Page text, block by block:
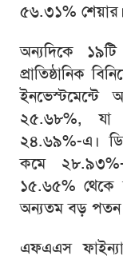
৫৬.৩১% শেয়ার।
অন্যদিকে ১৯টি
প্রাতিষ্ঠানিক
ইনভেস্টমেন্টে
২৫.৬৮%, যা
২৪.৬৯%-এ।
কমে ২৮.৯৩%-
১৫.৬৫% থেকে
অন্যতম বড়
এফএএস